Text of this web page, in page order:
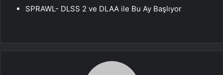
SPRAWL- DLSS 2 ve DLAA ile Bu Ay Başlıyor